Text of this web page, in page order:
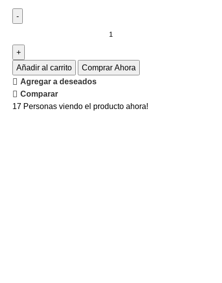
Añadir al carrito
Comprar Ahora
Agregar a deseados
Comparar
17 Personas viendo el producto ahora!